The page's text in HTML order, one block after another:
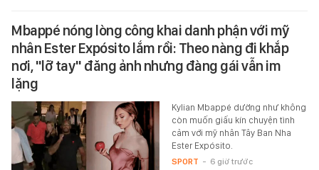
Mbappé nóng lòng công khai danh phận với mỹ
nhân Ester Expósito lắm rồi: Theo nàng đi khắp
nơi, "lỡ tay" đăng ảnh nhưng đàng gái vẫn im
lặng
Kylian Mbappé dường như không
còn muốn giấu kín chuyện tình
cảm với mỹ nhân Tây Ban Nha
Ester Expósito.
SPORT - 6 giờ trước